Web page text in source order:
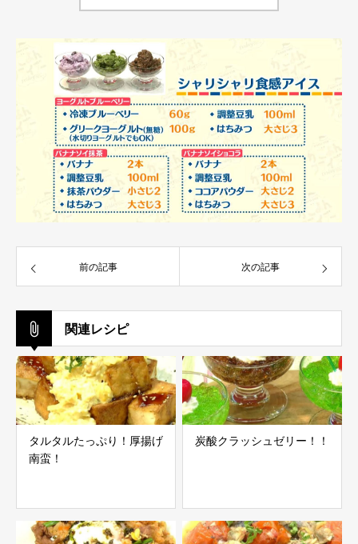
前の記事 次の記事
関連レシピ
タルタルたっぷり！厚揚げ
南蛮！
炭酸クラッシュゼリー！！